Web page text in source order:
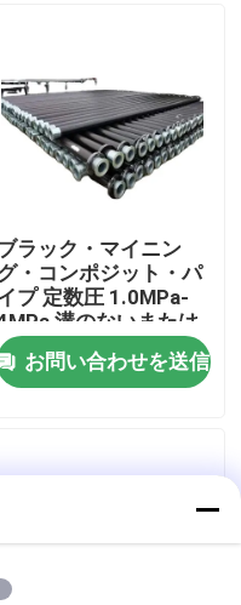
ラック・マイニン
・コンポジット・パ
プ 定数圧 1.0MPa-
溝のないまたは
いた溝の設置プロジ
クトのための理想的
な選択
お問い合わせを送信